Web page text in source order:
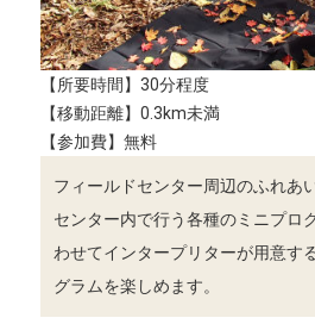
【所要時間】30分程度
【移動距離】0.3km未満
【参加費】無料
フィールドセンター周辺のふれあ
センター内で行う各種のミニプロ
わせてインタープリターが用意す
グラムを楽しめます。